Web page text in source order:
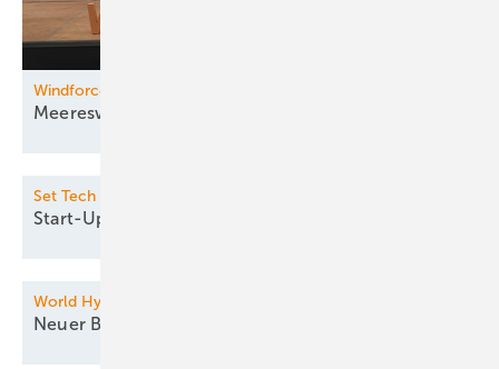
Windforce Konferenz
Meereswindkraft unter der
Set Tech Festival
Start-Up
World Hydrogen Summit & Exhibition
Neuer Bereich für